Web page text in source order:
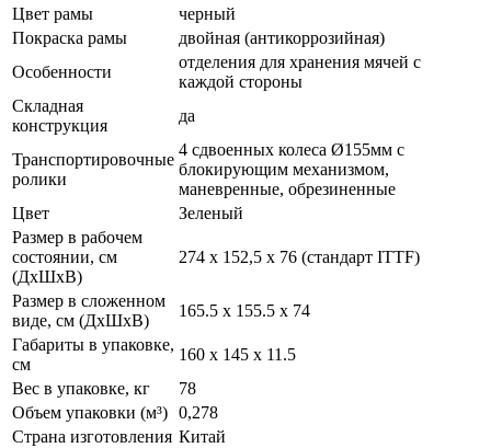
Цвет рамы
черный
Покраска рамы
двойная (антикоррозийная)
Особенности
отделения для хранения мячей с
каждой стороны
Складная
конструкция
да
Транспортировочные
ролики
4 сдвоенных колеса Ø155мм с
блокирующим механизмом,
маневренные, обрезиненные
Цвет
Зеленый
Размер в рабочем
состоянии, см
(ДхШхВ)
274 х 152,5 х 76 (стандарт ITTF)
Размер в сложенном
виде, см (ДхШхВ)
165.5 x 155.5 x 74
Габариты в упаковке,
см
160 x 145 x 11.5
Вес в упаковке, кг
78
Объем упаковки (м³) 0,278
Страна изготовления Китай